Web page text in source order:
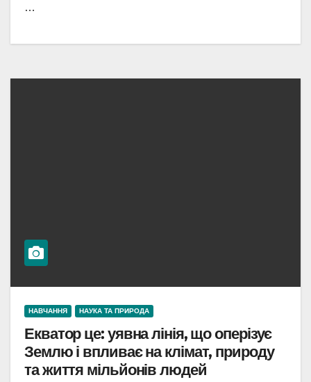
…
НАВЧАННЯ НАУКА ТА ПРИРОДА
Екватор це: уявна лінія, що оперізує
Землю і впливає на клімат, природу
та життя мільйонів людей